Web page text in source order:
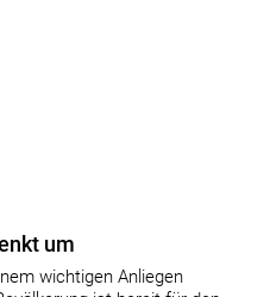
um
wichtigen Anliegen